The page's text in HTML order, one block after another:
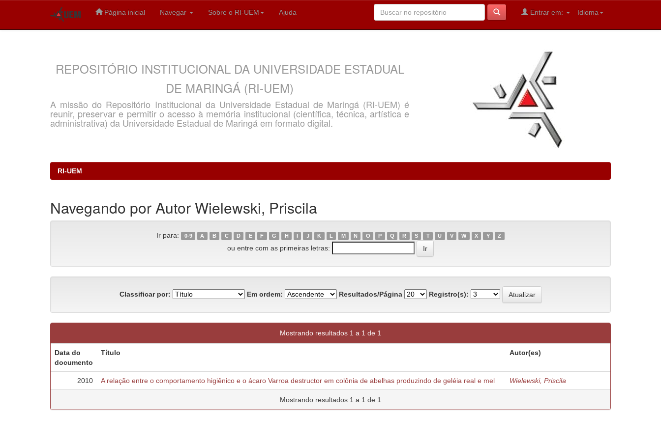
Página inicial Navegar Sobre o RI-UEM Ajuda Idioma
Entrar em:
REPOSITÓRIO INSTITUCIONAL DA UNIVERSIDADE ESTADUAL
DE MARINGÁ (RI-UEM)
A missão do Repositório Institucional da Universidade Estadual de Maringá (RI-UEM) é
reunir, preservar e permitir o acesso à memória institucional (científica, técnica, artística e
administrativa) da Universidade Estadual de Maringá em formato digital.
RI-UEM
Navegando por Autor Wielewski, Priscila
Ir para: 0-9 A B C D E F G H I J K L M N O P Q R S T U V W X Y Z
ou entre com as primeiras letras:
Classificar por: Em ordem: Resultados/Página Registro(s):
Mostrando resultados 1 a 1 de 1
Data do
documento
Título Autor(es)
2010 A relação entre o comportamento higiênico e o ácaro Varroa destructor em colônia de abelhas produzindo de geléia real e mel Wielewski, Priscila
Mostrando resultados 1 a 1 de 1